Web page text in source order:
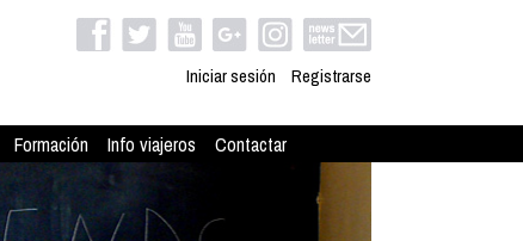
Iniciar sesión Registrarse
Formación Info viajeros Contactar